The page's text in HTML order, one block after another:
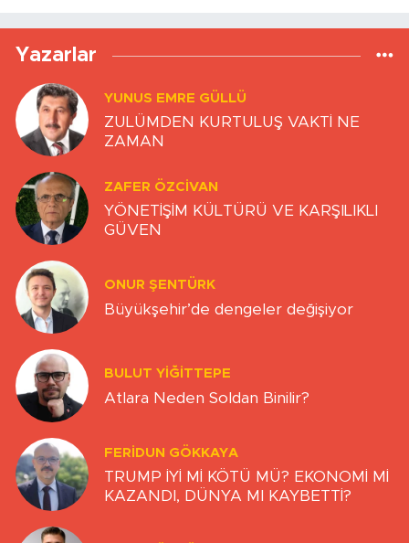
Yazarlar
YUNUS EMRE GÜLLÜ
ZULÜMDEN KURTULUŞ VAKTİ NE
ZAMAN
ZAFER ÖZCIVAN
YÖNETİŞİM KÜLTÜRÜ VE KARŞILIKLI
GÜVEN
ONUR ŞENTÜRK
Büyükşehir’de dengeler değişiyor
BULUT YİĞİTTEPE
Atlara Neden Soldan Binilir?
FERIDUN GÖKKAYA
TRUMP İYİ Mİ KÖTÜ MÜ? EKONOMİ Mİ
KAZANDI, DÜNYA MI KAYBETTİ?